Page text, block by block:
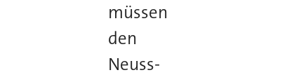
müssen
den
Neuss-